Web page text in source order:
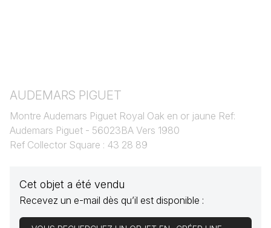
AUDEMARS PIGUET
Montre Audemars Piguet Royal Oak en or jaune Ref:
Audemars Piguet - 56023BA Vers 1980
Ref Collector Square : 43 28 89
Cet objet a été vendu
Recevez un e-mail dès qu’il est disponible :